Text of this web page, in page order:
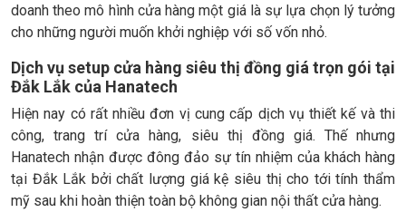
doanh theo mô hình cửa hàng một giá là sự lựa chọn lý tưởng
cho những người muốn khởi nghiệp với số vốn nhỏ.
Dịch vụ setup cửa hàng siêu thị đồng giá trọn gói tại
Đắk Lắk của Hanatech
Hiện nay có rất nhiều đơn vị cung cấp dịch vụ thiết kế và thi
công, trang trí cửa hàng, siêu thị đồng giá. Thế nhưng
Hanatech nhận được đông đảo sự tín nhiệm của khách hàng
tại Đắk Lắk bởi chất lượng giá kệ siêu thị cho tới tính thẩm
mỹ sau khi hoàn thiện toàn bộ không gian nội thất cửa hàng.